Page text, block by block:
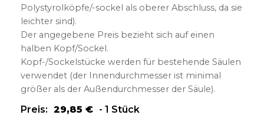
Polystyrolköpfe/-sockel als oberer Abschluss, da sie
leichter sind).
Der angegebene Preis bezieht sich auf einen
halben Kopf/Sockel.
Kopf-/Sockelstücke werden für bestehende Säulen
verwendet (der Innendurchmesser ist minimal
größer als der Außendurchmesser der Säule).
Preis: 29,85 € - 1 Stück